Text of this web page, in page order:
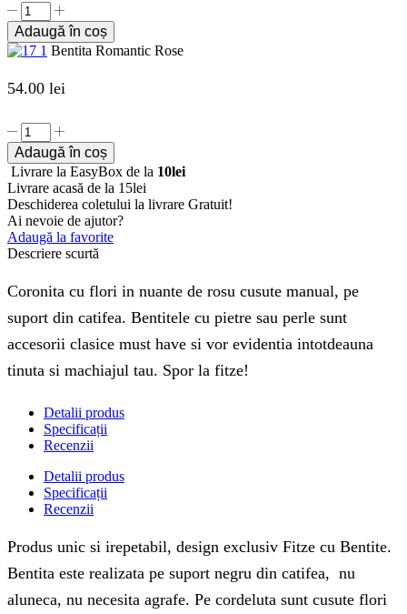
Cantitate
Bentita
Romantic
Rose
Adaugă în coș
Bentita Romantic Rose
54.00 lei
Cantitate
Bentita
Romantic
Rose
Adaugă în coș
Livrare la EasyBox de la 10lei
Livrare acasă de la 15lei
Deschiderea coletului la livrare Gratuit!
Ai nevoie de ajutor?
Adaugă la favorite
Descriere scurtă
Coronita cu flori in nuante de rosu cusute manual, pe
suport din catifea. Bentitele cu pietre sau perle sunt
accesorii clasice must have si vor evidentia intotdeauna
tinuta si machiajul tau. Spor la fitze!
Detalii produs
Specificații
Recenzii
Detalii produs
Specificații
Recenzii
Produs unic si irepetabil, design exclusiv Fitze cu Bentite.
Bentita este realizata pe suport negru din catifea, nu
aluneca, nu necesita agrafe. Pe cordeluta sunt cusute flori